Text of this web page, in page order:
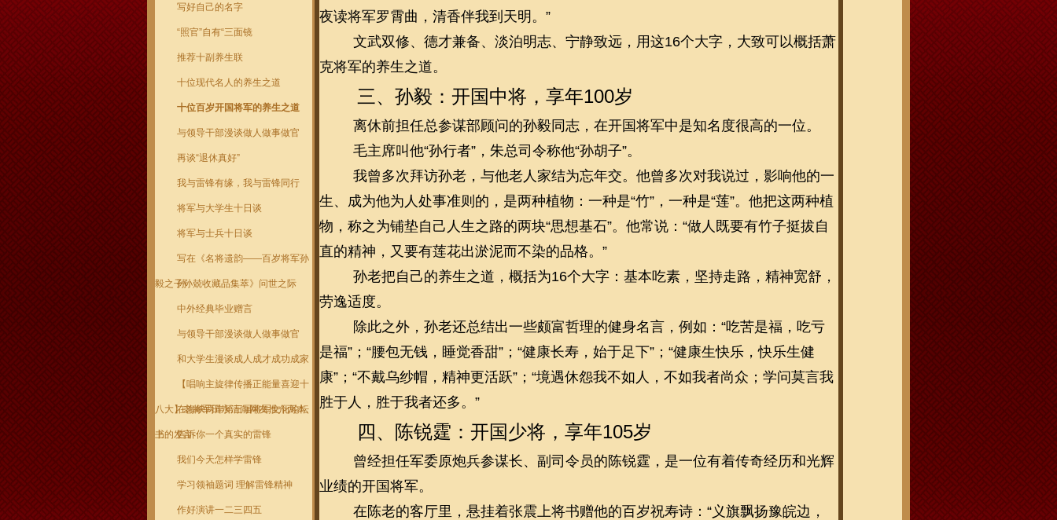
写好自己的名字
“照官”自有“三面镜
推荐十副养生联
十位现代名人的养生之道
十位百岁开国将军的养生之道
与领导干部漫谈做人做事做官
再谈“退休真好”
我与雷锋有缘，我与雷锋同行
将军与大学生十日谈
将军与士兵十日谈
写在《名将遗韵——百岁将军孙
毅之子孙兢收藏品集萃》问世之际
孙
中外经典毕业赠言
与领导干部漫谈做人做事做官
和大学生漫谈成人成才成功成家
【唱响主旋律传播正能量喜迎十
八大】老将军田永清向网友推介两本
书
在海峡两岸第三届将军文化论坛
上的发言告诉你一个真实的雷锋
我们今天怎样学雷锋
学习领袖题词 理解雷锋精神
作好演讲一二三四五
夜读将军罗霄曲，清香伴我到天明。”
文武双修、德才兼备、淡泊明志、宁静致远，用这16个大字，大致可以概括萧
克将军的养生之道。
三、孙毅：开国中将，享年100岁
离休前担任总参谋部顾问的孙毅同志，在开国将军中是知名度很高的一位。
毛主席叫他“孙行者”，朱总司令称他“孙胡子”。
我曾多次拜访孙老，与他老人家结为忘年交。他曾多次对我说过，影响他的一
生、成为他为人处事准则的，是两种植物：一种是“竹”，一种是“莲”。他把这两种植
物，称之为铺垫自己人生之路的两块“思想基石”。他常说：“做人既要有竹子挺拔自
直的精神，又要有莲花出淤泥而不染的品格。”
孙老把自己的养生之道，概括为16个大字：基本吃素，坚持走路，精神宽舒，
劳逸适度。
除此之外，孙老还总结出一些颇富哲理的健身名言，例如：“吃苦是福，吃亏
是福”；“腰包无钱，睡觉香甜”；“健康长寿，始于足下”；“健康生快乐，快乐生健
康”；“不戴乌纱帽，精神更活跃”；“境遇休怨我不如人，不如我者尚众；学问莫言我
胜于人，胜于我者还多。”
四、陈锐霆：开国少将，享年105岁
曾经担任军委原炮兵参谋长、副司令员的陈锐霆，是一位有着传奇经历和光辉
业绩的开国将军。
在陈老的客厅里，悬挂着张震上将书赠他的百岁祝寿诗：“义旗飘扬豫皖边，